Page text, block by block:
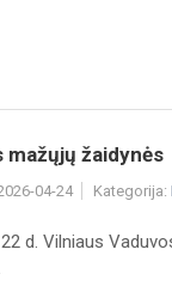
mažųjų žaidynės
04-24 Kategorija:
d. Vilniaus